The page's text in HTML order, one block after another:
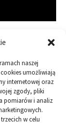
naszej
umożliwiają
internetowej oraz
zgody, pliki
pomiarów i analiz
w celu